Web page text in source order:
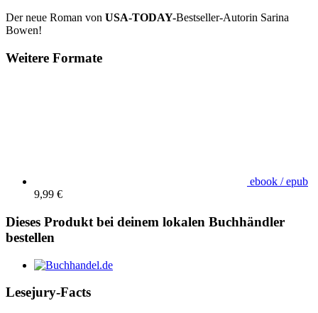
Der neue Roman von USA-TODAY-Bestseller-Autorin Sarina
Bowen!
Weitere Formate
ebook / epub
9,99 €
Dieses Produkt bei deinem lokalen Buchhändler
bestellen
Lesejury-Facts